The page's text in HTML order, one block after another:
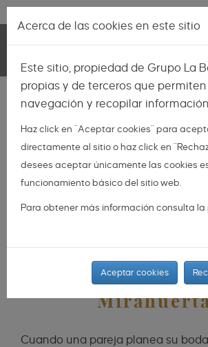
Pasar al contenido principal
navigation
EXPERIENCIAS | BODA
LA BASTILLA
Inés y Álvaro:
inolvidable en
Cuando una pareja planea su
Acerca de las cookies en este sitio
Este sitio, propiedad de Grupo La
propias y de terceros que
navegación y recopilar
Haz click en "Aceptar cookies" para
directamente al sitio o haz click en
desees aceptar únicamente las cookies
funcionamiento básico del sitio web.
Para obtener más información consulta
Aceptar cookies